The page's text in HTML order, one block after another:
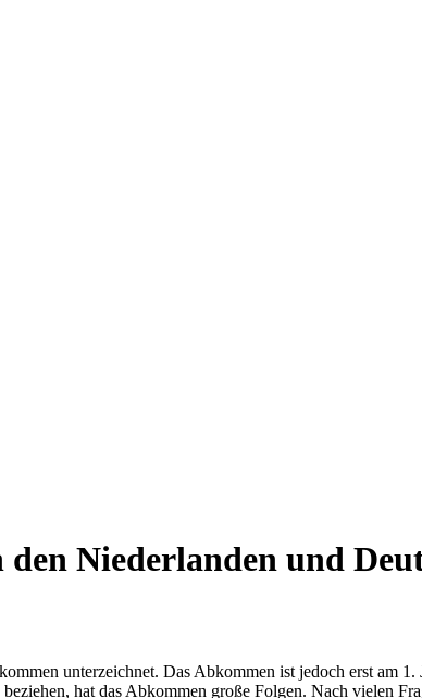
den Niederlanden und
unterzeichnet. Das Abkommen ist jedoch erst am
hat das Abkommen große Folgen. Nach vielen